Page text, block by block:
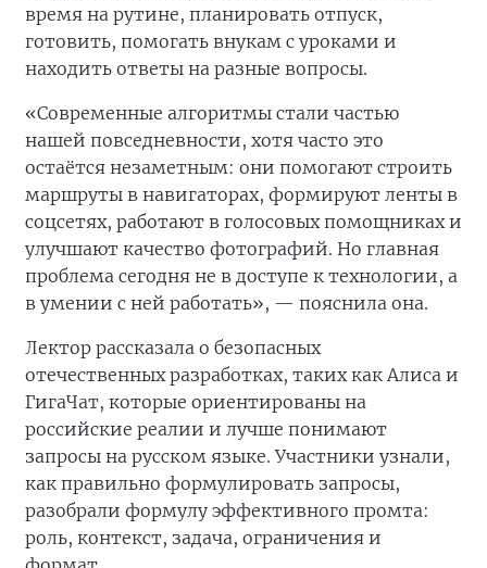
время на рутине, планировать отпуск,
готовить, помогать внукам с уроками и
находить ответы на разные вопросы.
«Современные алгоритмы стали частью
нашей повседневности, хотя часто это
остаётся незаметным: они помогают строить
маршруты в навигаторах, формируют ленты в
соцсетях, работают в голосовых помощниках и
улучшают качество фотографий. Но главная
проблема сегодня не в доступе к технологии, а
в умении с ней работать», — пояснила она.
Лектор рассказала о безопасных
отечественных разработках, таких как Алиса и
ГигаЧат, которые ориентированы на
российские реалии и лучше понимают
запросы на русском языке. Участники узнали,
как правильно формулировать запросы,
разобрали формулу эффективного промта:
роль, контекст, задача, ограничения и